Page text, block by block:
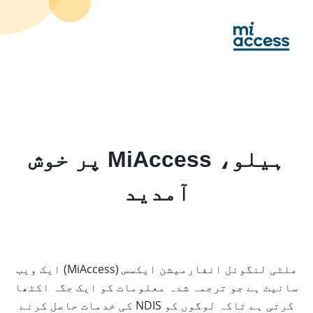
main
ہیلو، MiAccess پر خوش
آمدید
ملٹی لنگوئل انفارمیشن ایکسس (MiAccess) ایک ویب
سائیٹ ہے جو ترجمہ شدہ معلومات کو ایک جگہ اکٹھا
کرتی ہے تاکہ لوگوں کو NDIS کی خدمات حاصل کرنے